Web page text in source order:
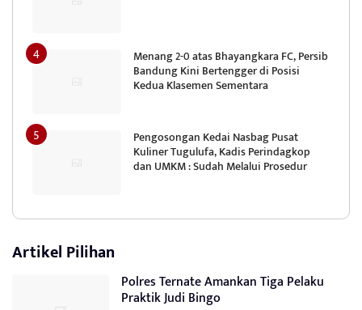
Menang 2-0 atas Bhayangkara FC, Persib
Bandung Kini Bertengger di Posisi
Kedua Klasemen Sementara
Pengosongan Kedai Nasbag Pusat
Kuliner Tugulufa, Kadis Perindagkop
dan UMKM : Sudah Melalui Prosedur
Artikel Pilihan
Polres Ternate Amankan Tiga Pelaku
Praktik Judi Bingo